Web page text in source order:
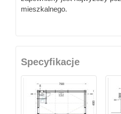
mieszkalnego.
Specyfikacje